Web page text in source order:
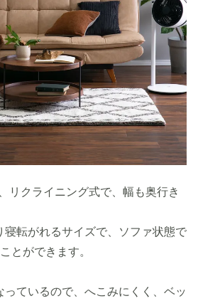
リクライニング式で、幅も奥行き
寝転がれるサイズで、ソファ状態で
とができます。
っているので、へこみにくく、ベッ